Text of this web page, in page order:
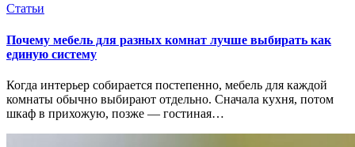
Статьи
Почему мебель для разных комнат лучше выбирать как
единую систему
Когда интерьер собирается постепенно, мебель для каждой
комнаты обычно выбирают отдельно. Сначала кухня, потом
шкаф в прихожую, позже — гостиная…